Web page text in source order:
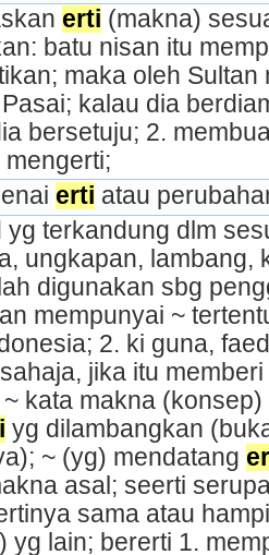
erti (makna)
batu nisan itu
maka oleh Sultan
kalau dia
bersetuju; 2.
erti atau
yg terkandung dlm
ungkapan, lambang,
digunakan sbg
mempunyai ~
2. ki guna,
jika itu
kata makna
yg dilambangkan
~ (yg) mendatang
asal; seerti
sama atau